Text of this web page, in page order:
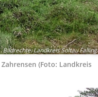
Bildrechte:Landkreis Soltau
(Foto: Landkreis